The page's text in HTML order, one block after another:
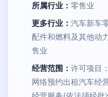
所属行业： 零售业
更多行业： 汽车新车
配件和燃料及其他动
售业
经营范围： 许可项目
网络预约出租汽车经